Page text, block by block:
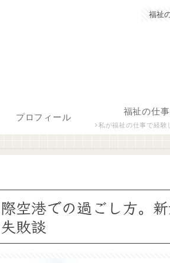
福祉
プロフィール
福祉の仕事
私が福祉の仕事で経験した保育士、障がい者生活支援員につ
空港での過ごし方。
敗談